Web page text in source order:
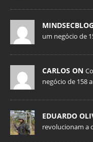
um negócio de
CARLOS ON
negócio de 158
EDUARDO
revolucionam a